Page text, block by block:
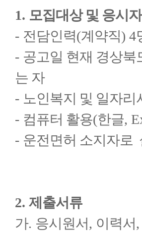
1. 모집대상 및 응시
- 전담인력(계약직) 4
- 공고일 현재 경상북
는 자
- 노인복지 및 일자리
- 컴퓨터 활용(한글,
- 운전면허 소지자로
2. 제출서류
가. 응시원서, 이력서,